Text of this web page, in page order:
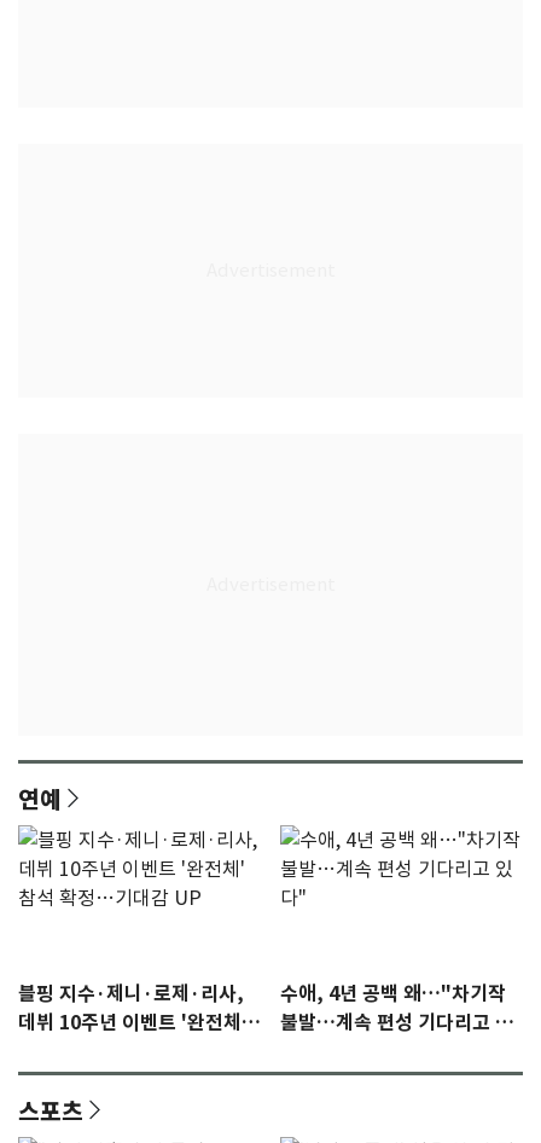
연예
블핑 지수·제니·로제·리사,
데뷔 10주년 이벤트 '완전체'
수애, 4년 공백 왜…"차기작
불발…계속 편성 기다리고 있
스포츠